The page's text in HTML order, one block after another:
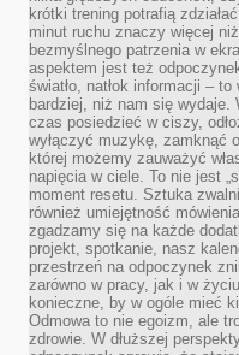
krótki trening potrafią
minut ruchu znaczy więcej
bezmyślnego patrzenia w
aspektem jest też
światło, natłok informacji –
bardziej, niż nam się wydaje.
czas posiedzieć w ciszy,
wyłączyć muzykę, zamknąć
której możemy zauważyć
napięcia w ciele. To nie jest
moment resetu. Sztuka
również umiejętność
zgadzamy się na każde
projekt, spotkanie, nasz
przestrzeń na odpoczynek
zarówno w pracy, jak i w
konieczne, by w ogóle mieć
Odmowa to nie egoizm, ale
zdrowie. W dłuższej